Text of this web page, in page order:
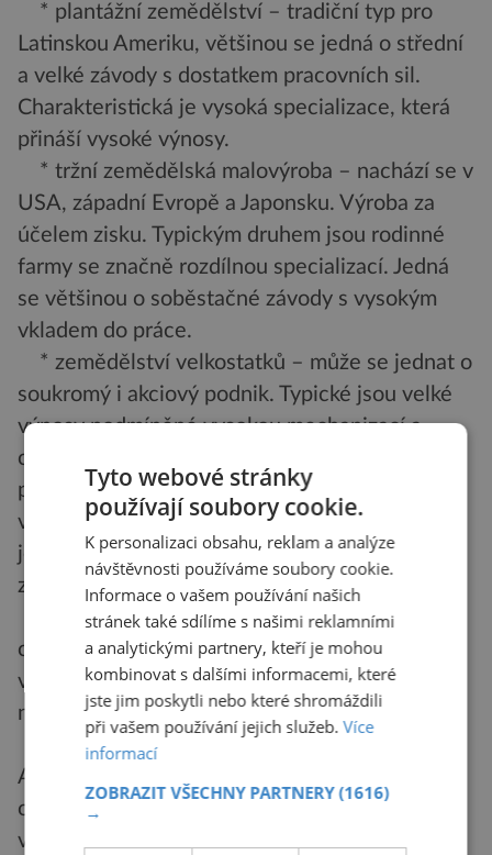
* plantážní zemědělství – tradiční typ pro
Latinskou Ameriku, většinou se jedná o střední
a velké závody s dostatkem pracovních sil.
Charakteristická je vysoká specializace, která
přináší vysoké výnosy.
* tržní zemědělská malovýroba – nachází se v
USA, západní Evropě a Japonsku. Výroba za
účelem zisku. Typickým druhem jsou rodinné
farmy se značně rozdílnou specializací. Jedná
se většinou o soběstačné závody s vysokým
vkladem do práce.
* zemědělství velkostatků – může se jednat o
soukromý i akciový podnik. Typické jsou velké
výnosy podmíněné vysokou mechanizací a
chemizací. Sem je řazeno nejen pěstování
průmyslových plodin, ale i skleníkářství a
velkozahradnictví. Jedná se o smíšený typ, kde
je přítomno jak pěstování krmiva, tak chov
zvířat.
* tržní specializované zemědělství –
charakteristické jsou velké rodinné farmy,
vysoká efektivita práce, specializace a
náročnost na pracovní sílu.
* rančerství – tento typ je typický v USA a
Austrálii. Majitel stáda najímá zaměstnance na
ochranu a pastvu dobytka. Typická je zde
vysoká efektivita.
Tyto webové stránky
používají soubory cookie.
K personalizaci obsahu, reklam a analýze
návštěvnosti používáme soubory cookie.
Informace o vašem používání našich
stránek také sdílíme s našimi reklamními
a analytickými partnery, kteří je mohou
kombinovat s dalšími informacemi, které
jste jim poskytli nebo které shromáždili
při vašem používání jejich služeb.Více
informací
ZOBRAZIT VŠECHNY PARTNERY(1616)
→